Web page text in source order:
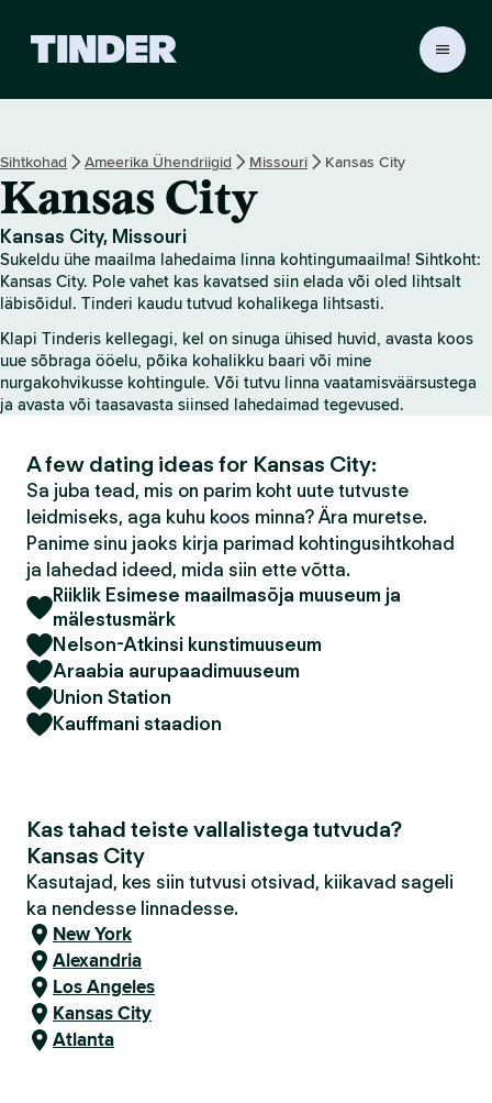
r
i
a
v
a
l
e
t
Sihtkohad Ameerika Ühendriigid Missouri Kansas City
Kansas City
Kansas City, Missouri
Sukeldu ühe maailma lahedaima linna kohtingumaailma! Sihtkoht:
Kansas City. Pole vahet kas kavatsed siin elada või oled lihtsalt
läbisõidul. Tinderi kaudu tutvud kohalikega lihtsasti.
Klapi Tinderis kellegagi, kel on sinuga ühised huvid, avasta koos
uue sõbraga ööelu, põika kohalikku baari või mine
nurgakohvikusse kohtingule. Või tutvu linna vaatamisväärsustega
ja avasta või taasavasta siinsed lahedaimad tegevused.
A few dating ideas for Kansas City:
Sa juba tead, mis on parim koht uute tutvuste
leidmiseks, aga kuhu koos minna? Ära muretse.
Panime sinu jaoks kirja parimad kohtingusihtkohad
ja lahedad ideed, mida siin ette võtta.
Riiklik Esimese maailmasõja muuseum ja
mälestusmärk
Nelson-Atkinsi kunstimuuseum
Araabia aurupaadimuuseum
Union Station
Kauffmani staadion
Kas tahad teiste vallalistega tutvuda?
Kansas City
Kasutajad, kes siin tutvusi otsivad, kiikavad sageli
ka nendesse linnadesse.
New York
Alexandria
Los Angeles
Kansas City
Atlanta